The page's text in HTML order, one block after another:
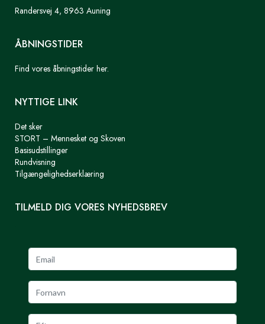
Randersvej 4, 8963 Auning
ÅBNINGSTIDER
Find vores åbningstider her.
NYTTIGE LINK
Det sker
STORT – Mennesket og Skoven
Basisudstillinger
Rundvisning
Tilgængelighedserklæring
TILMELD DIG VORES NYHEDSBREV